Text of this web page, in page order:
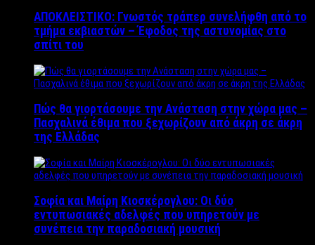
ΑΠΟΚΛΕΙΣΤΙΚΟ: Γνωστός τράπερ συνελήφθη από το
τμήμα εκβιαστών – Έφοδος της αστυνομίας στο
σπίτι του
Πώς θα γιορτάσουμε την Ανάσταση στην χώρα μας –
Πασχαλινά έθιμα που ξεχωρίζουν από άκρη σε άκρη
της Ελλάδας
Σοφία και Μαίρη Κιοσκέρογλου: Οι δύο
εντυπωσιακές αδελφές που υπηρετούν με
συνέπεια την παραδοσιακή μουσική